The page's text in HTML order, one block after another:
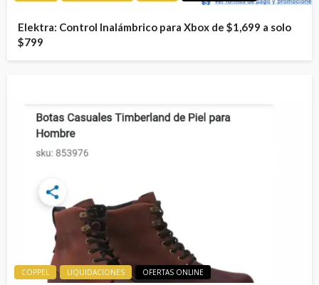
Elektra: Control Inalámbrico para Xbox de $1,699 a solo
$799
COPPEL LIQUIDACIONES OFERTAS ONLINE